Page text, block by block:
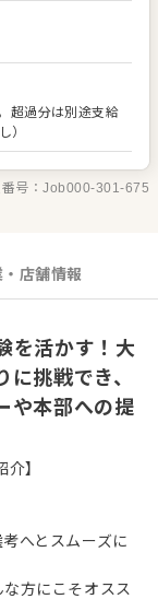
の店長に大きな
アマネージャー
で悩みを抱え込
、気づいた点や
移せる風通しの
存分に活かし、
環境です。 ＜
っています。現
提案もスピーデ
超過分は別途支給
）
号：Job000-301-675
店舗情報
を活かす！大
挑戦でき、
や本部への提
】
へとスムーズに
方にこそオスス